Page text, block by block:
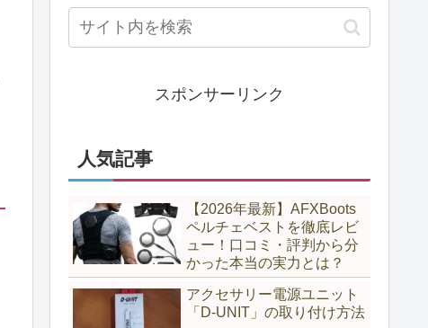
スポンサーリンク
人気記事
【2026年最新】AFXBoots
ペルチェベストを徹底レビ
ュー！口コミ・評判から分
かった本当の実力とは？
アクセサリー電源ユニット
「D-UNIT」の取り付け方法